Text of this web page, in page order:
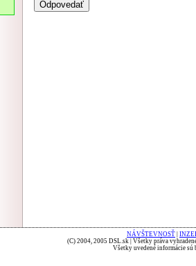
NÁVŠTEVNOSŤ
(C) 2004, 2005 DSL.sk | Všetky práva
Všetky uvedené informácie sú